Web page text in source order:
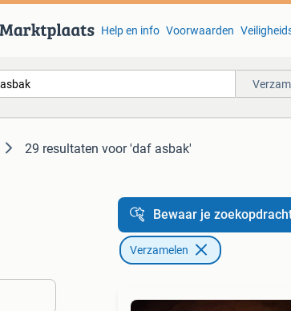
Help en info Voorwaarden
29 resultaten voor 'daf asbak'
Bewaar je
Verzamelen